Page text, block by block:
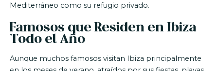
Mediterráneo como su refugio privado.
Famosos que Residen en Ibiza
Todo el Año
Aunque muchos famosos visitan Ibiza principalmente